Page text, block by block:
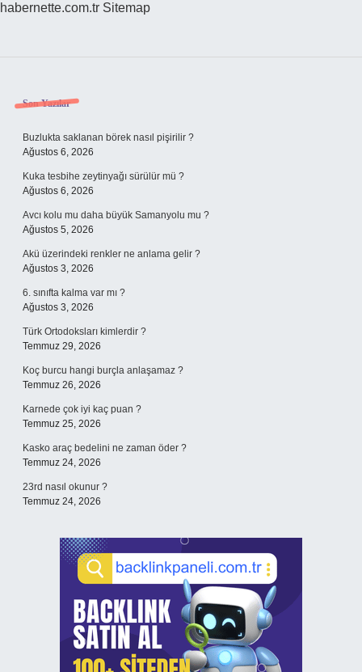
habernette.com.tr Sitemap
Sidebar
Son Yazılar
Buzlukta saklanan börek nasıl pişirilir ?
Ağustos 6, 2026
Kuka tesbihe zeytinyağı sürülür mü ?
Ağustos 6, 2026
Avcı kolu mu daha büyük Samanyolu mu ?
Ağustos 5, 2026
Akü üzerindeki renkler ne anlama gelir ?
Ağustos 3, 2026
6. sınıfta kalma var mı ?
Ağustos 3, 2026
Türk Ortodoksları kimlerdir ?
Temmuz 29, 2026
Koç burcu hangi burçla anlaşamaz ?
Temmuz 26, 2026
Karnede çok iyi kaç puan ?
Temmuz 25, 2026
Kasko araç bedelini ne zaman öder ?
Temmuz 24, 2026
23rd nasıl okunur ?
Temmuz 24, 2026